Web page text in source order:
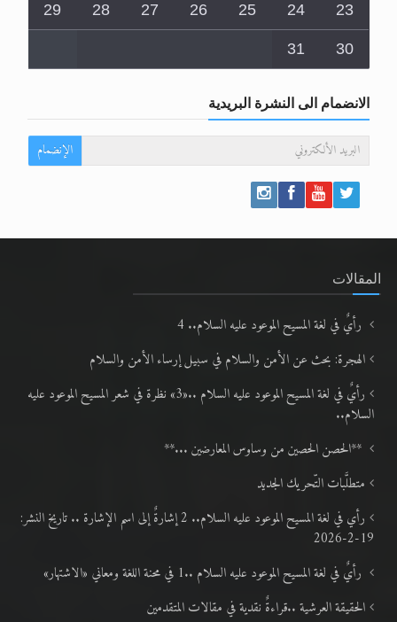
23
24
25
26
27
28
29
30
31
الانضمام الى النشرة البريدية
الإنضمام
المقالات
رأيٌ في لغة المسيح الموعود عليه السلام.. 4
الهجرة: بحث عن الأمن والسلام في سبيل إرساء الأمن والسلام
رأيٌ في لغة المسيح الموعود عليه السلام ..«3» نظرة في شعر المسيح الموعود عليه
السلام..
**الحصن الحصين من وساوس المعارضين ...**
متطلَّبات التّحريك الجديد
رأي في لغة المسيح الموعود عليه السلام.. 2 إشارةٌ إلى اسم الإشارة .. تاريخ النشر:
19-2-2026
رأيٌ في لغة المسيح الموعود عليه السلام ..1 في محنة اللغة ومعاني «الاشتهار»
الحقيقة العرشية ..قراءةٌ نقدية في مقالات المتقدمين